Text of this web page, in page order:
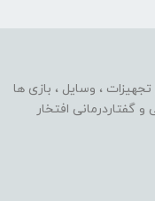
، وسایل ، بازی ها
گفتاردرمانی افتخار